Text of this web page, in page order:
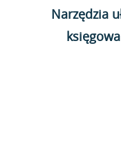
Narzędzia